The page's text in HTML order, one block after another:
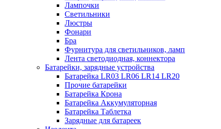
Лампочки
Светильники
Люстры
Фонари
Бра
Фурнитура для светильников, ламп
Лента светодиодная, коннектора
Батарейки, зарядные устройства
Батарейка LR03 LR06 LR14 LR20
Прочие батарейки
Батарейка Крона
Батарейка Аккумуляторная
Батарейка Таблетка
Зарядные для батареек